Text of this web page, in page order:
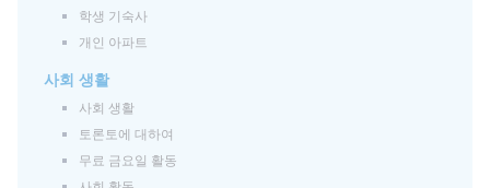
학생 기숙사
개인 아파트
사회 생활
사회 생활
토론토에 대하여
무료 금요일 활동